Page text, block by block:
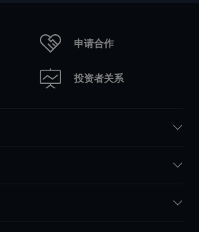
申请合作
投资者关系